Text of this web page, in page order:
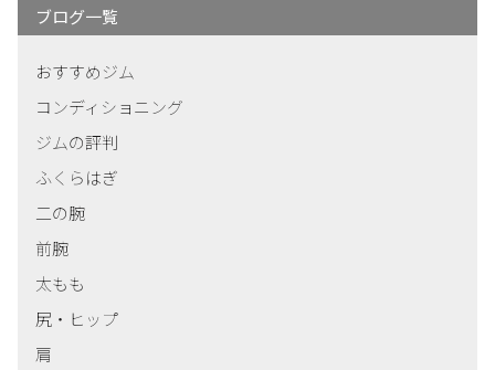
しよう！
いて
2021/03/26
ダンベルとバーベルの違いやメリットとデメリット
ブログ一覧
おすすめジム
コンディショニング
ジムの評判
ふくらはぎ
二の腕
前腕
太もも
尻・ヒップ
肩